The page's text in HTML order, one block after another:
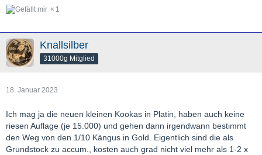
1
Knallsilber
31000g Mitglied
18. Januar 2023
Ich mag ja die neuen kleinen Kookas in Platin, haben auch keine
riesen Auflage (je 15.000) und gehen dann irgendwann bestimmt
den Weg von den 1/10 Kängus in Gold. Eigentlich sind die als
Grundstock zu accum., kosten auch grad nicht viel mehr als 1-2 x